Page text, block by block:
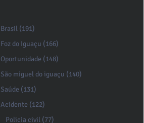
Brasil (191)
Foz do Iguaçu (166)
Oportunidade (148)
São miguel do iguaçu (140)
Saúde (131)
Acidente (122)
Policia civil (77)